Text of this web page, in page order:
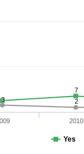
3 2
7
Yes
2010